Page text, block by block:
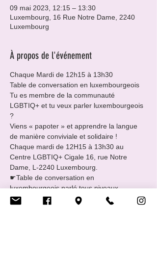
09 mai 2023, 12:15 – 13:30
Luxembourg, 16 Rue Notre Dame, 2240
Luxembourg
À propos de l'événement
Chaque Mardi de 12h15 à 13h30
Table de conversation en luxembourgeois
Tu es membre de la communauté
LGBTIQ+ et tu veux parler luxembourgeois
?
Viens « papoter » et apprendre la langue
de manière conviviale et solidaire !
Chaque mardi de 12H15 à 13h30 au
Centre LGBTIQ+ Cigale 16, rue Notre
Dame, L-2240 Luxembourg.
☛Table de conversation en
luxembourgeois parlé tous niveaux.
☛GRATUIT.